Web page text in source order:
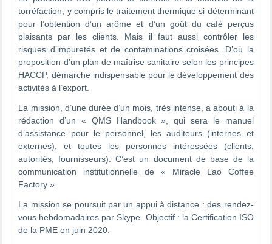
torréfaction, y compris le traitement thermique si déterminant
pour l’obtention d’un arôme et d’un goût du café perçus
plaisants par les clients. Mais il faut aussi contrôler les
risques d’impuretés et de contaminations croisées. D’où la
proposition d’un plan de maîtrise sanitaire selon les principes
HACCP, démarche indispensable pour le développement des
activités à l’export.
La mission, d’une durée d’un mois, très intense, a abouti à la
rédaction d’un « QMS Handbook », qui sera le manuel
d’assistance pour le personnel, les auditeurs (internes et
externes), et toutes les personnes intéressées (clients,
autorités, fournisseurs). C’est un document de base de la
communication institutionnelle de « Miracle Lao Coffee
Factory ».
La mission se poursuit par un appui à distance : des rendez-
vous hebdomadaires par Skype. Objectif : la Certification ISO
de la PME en juin 2020.